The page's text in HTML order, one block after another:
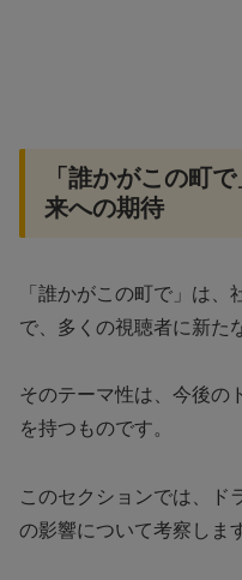
「誰かがこの町
来への期待
「誰かがこの町で」は
で、多くの視聴者に新た
そのテーマ性は、今後の
を持つものです。
このセクションでは、ド
の影響について考察しま